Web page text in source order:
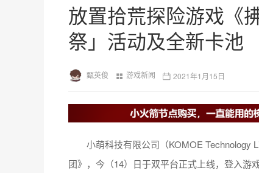
放置拾荒探险游戏《
祭」活动及全新卡池
甄英俊 游戏新闻 2021年1月15日
小萌科技有限公司（KOMOE Technology
团》，今（14）日于双平台正式上线，登入游